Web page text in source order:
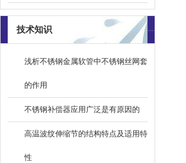
技术知识
浅析不锈钢金属软管中不锈钢丝网套
的作用
不锈钢补偿器应用广泛是有原因的
高温波纹伸缩节的结构特点及适用特
性